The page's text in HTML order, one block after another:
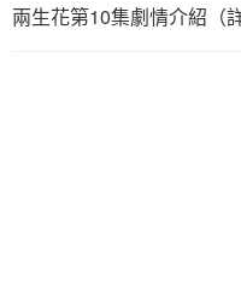
兩生花第10集劇情介紹（詳